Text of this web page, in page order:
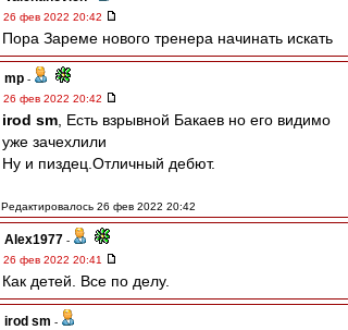
26 фев 2022 20:42
Пора Зареме нового тренера начинать искать
mp -
26 фев 2022 20:42
irod sm , Есть взрывной Бакаев но его видимо
уже зачехлили
Ну и пиздец.Отличный дебют.
Редактировалось 26 фев 2022 20:42
Alex1977 -
26 фев 2022 20:41
Как детей. Все по делу.
irod sm -